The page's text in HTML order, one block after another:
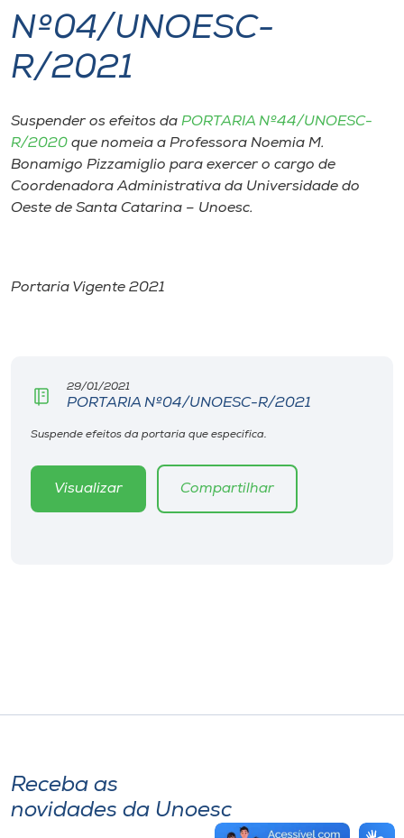
I.nova
Cultura
CPA
Unoesc
Nº04/UNOESC-
R/2021
Suspender os efeitos da PORTARIA Nº44/UNOESC-
R/2020 que nomeia a Professora Noemia M.
Bonamigo Pizzamiglio para exercer o cargo de
Coordenadora Administrativa da Universidade do
Oeste de Santa Catarina – Unoesc.
Portaria Vigente 2021
29/01/2021
PORTARIA Nº04/UNOESC-R/2021
Suspende efeitos da portaria que especifica.
Visualizar Compartilhar
Receba as
novidades da Unoesc